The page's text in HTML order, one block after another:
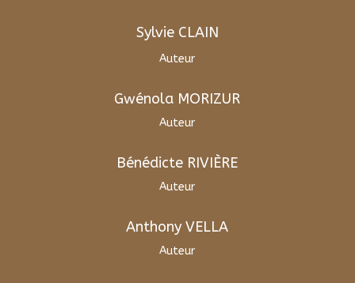
Sylvie CLAIN
Auteur
Gwénola MORIZUR
Auteur
Bénédicte RIVIÈRE
Auteur
Anthony VELLA
Auteur